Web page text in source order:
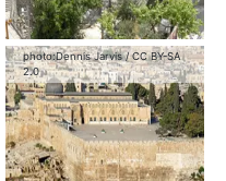
photo:Dennis Jarvis /CC BY-SA
2.0